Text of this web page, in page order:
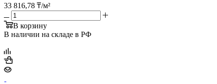
33 816,78 ₸/м²
В корзину
В наличии на складе в РФ